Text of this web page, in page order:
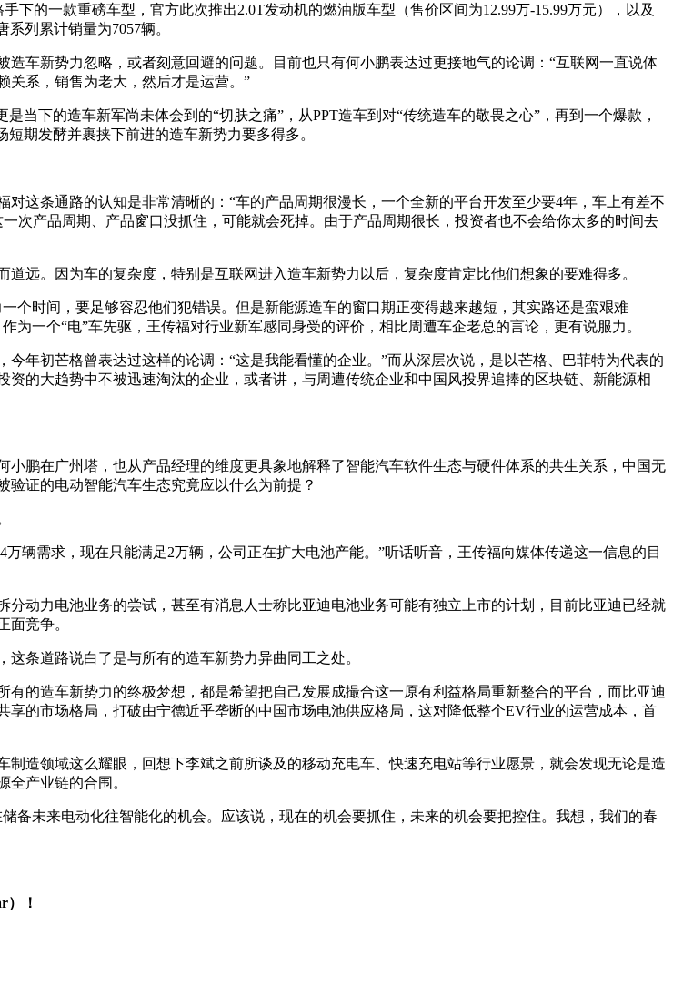
的一款重磅车型，官方此次推出2.0T发动机的燃油版车型（售价区间为12.99万-15.99万元），以及
列累计销量为7057辆。
车新势力忽略，或者刻意回避的问题。目前也只有何小鹏表达过更接地气的论调：“互联网一直说体
关系，销售为老大，然后才是运营。”
当下的造车新军尚未体会到的“切肤之痛”，从PPT造车到对“传统造车的敬畏之心”，再到一个爆款，
期发酵并裹挟下前进的造车新势力要多得多。
这条通路的认知是非常清晰的：“车的产品周期很漫长，一个全新的平台开发至少要4年，车上有差不
次产品周期、产品窗口没抓住，可能就会死掉。由于产品周期很长，投资者也不会给你太多的时间去
远。因为车的复杂度，特别是互联网进入造车新势力以后，复杂度肯定比他们想象的要难得多。
个时间，要足够容忍他们犯错误。但是新能源造车的窗口期正变得越来越短，其实路还是蛮艰难
一个“电”车先驱，王传福对行业新军感同身受的评价，相比周遭车企老总的言论，更有说服力。
年初芒格曾表达过这样的论调：“这是我能看懂的企业。”而从深层次说，是以芒格、巴菲特为代表的
的大趋势中不被迅速淘汰的企业，或者讲，与周遭传统企业和中国风投界追捧的区块链、新能源相
鹏在广州塔，也从产品经理的维度更具象地解释了智能汽车软件生态与硬件体系的共生关系，中国无
证的电动智能汽车生态究竟应以什么为前提？
辆需求，现在只能满足2万辆，公司正在扩大电池产能。”听话听音，王传福向媒体传递这一信息的目
动力电池业务的尝试，甚至有消息人士称比亚迪电池业务可能有独立上市的计划，目前比亚迪已经就
面竞争。
条道路说白了是与所有的造车新势力异曲同工之处。
的造车新势力的终极梦想，都是希望把自己发展成撮合这一原有利益格局重新整合的平台，而比亚迪
的市场格局，打破由宁德近乎垄断的中国市场电池供应格局，这对降低整个EV行业的运营成本，首
造领域这么耀眼，回想下李斌之前所谈及的移动充电车、快速充电站等行业愿景，就会发现无论是造
产业链的合围。
备未来电动化往智能化的机会。应该说，现在的机会要抓住，未来的机会要把控住。我想，我们的春
）！